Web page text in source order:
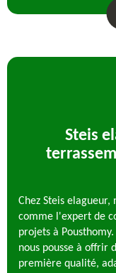
Steis
Chez Steis
comme l'expert de
projets à
nous pousse à offrir
première qualité,